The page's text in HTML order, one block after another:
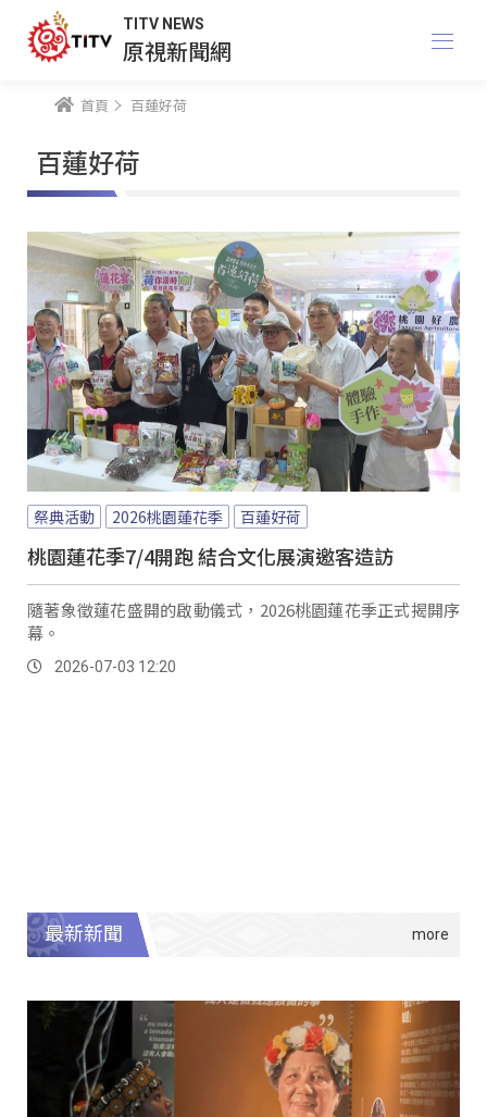
TITV NEWS
原視新聞網
首頁 百蓮好荷
百蓮好荷
祭典活動 2026桃園蓮花季 百蓮好荷
桃園蓮花季7/4開跑 結合文化展演邀客造訪
隨著象徵蓮花盛開的啟動儀式，2026桃園蓮花季正式揭開序
幕。
2026-07-03 12:20
最新新聞